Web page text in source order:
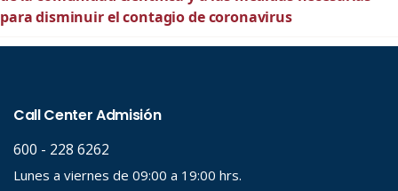
para disminuir el contagio de coronavirus